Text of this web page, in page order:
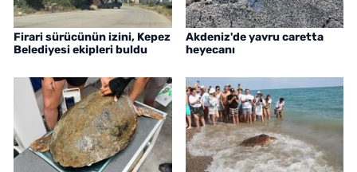
Firari sürücünün izini, Kepez
Belediyesi ekipleri buldu
Akdeniz'de yavru caretta
heyecanı